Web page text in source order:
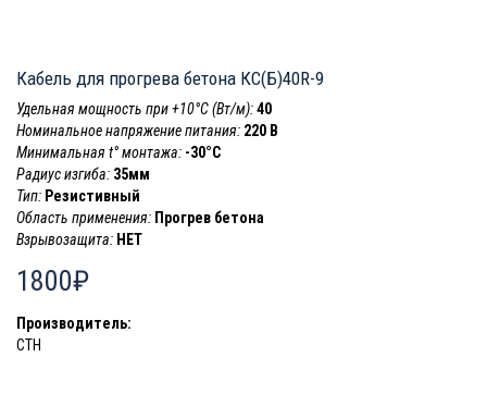
Кабель для прогрева бетона КС(Б)40R-9
Удельная мощность при +10°С (Вт/м):40
Номинальное напряжение питания: 220 В
Минимальная t° монтажа: -30°C
Радиус изгиба: 35мм
Тип: Резистивный
Область применения: Прогрев бетона
Взрывозащита: НЕТ
1800₽
Производитель:
СТН